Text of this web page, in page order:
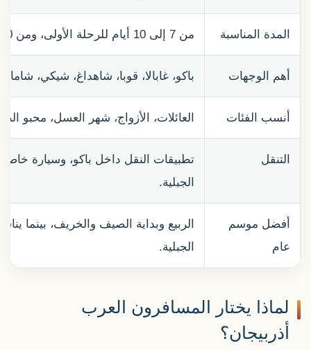
المدة المناسبة من 7 إلى 10 أيام للرحلة الأولى، ومن 10 إلى 14 يومًا للرحلة الهادئة والمتنوعة.
أهم الوجهات باكو، غابالا، قوبا، شاهداغ، شيكي،
أنسب الفئات العائلات، الأزواج، شهر العسل، محبو
التنقل
تطبيقات النقل داخل باكو، وسيارة
الجبلية.
أفضل موسم
عام
الربيع وبداية الصيف والخريف، بينما
الجبلية.
لماذا يختار المسافرون العرب
أذربيجان؟